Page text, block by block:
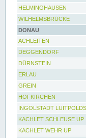
HELMINGHAUSEN
WILHELMSBRÜCKE
DONAU
ACHLEITEN
DEGGENDORF
DÜRNSTEIN
ERLAU
GREIN
HOFKIRCHEN
INGOLSTADT
KACHLET SCHLEUSE UP
KACHLET WEHR UP